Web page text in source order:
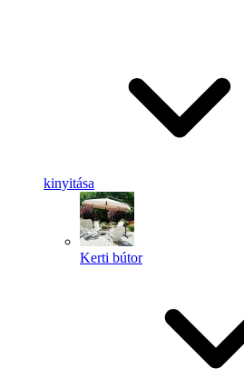
kinyitása
Kerti bútor